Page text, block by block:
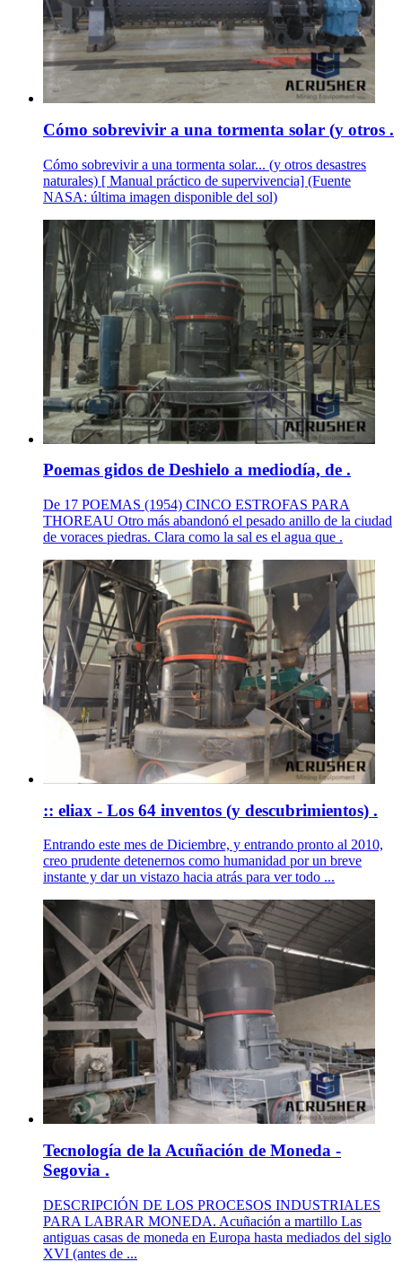
Cómo sobrevivir a una tormenta solar (y otros .
Cómo sobrevivir a una tormenta solar... (y otros desastres
naturales) [ Manual práctico de supervivencia] (Fuente
NASA: última imagen disponible del sol)
Poemas gidos de Deshielo a mediodía, de .
De 17 POEMAS (1954) CINCO ESTROFAS PARA
THOREAU Otro más abandonó el pesado anillo de la ciudad
de voraces piedras. Clara como la sal es el agua que .
:: eliax - Los 64 inventos (y descubrimientos) .
Entrando este mes de Diciembre, y entrando pronto al 2010,
creo prudente detenernos como humanidad por un breve
instante y dar un vistazo hacia atrás para ver todo ...
Tecnología de la Acuñación de Moneda -
Segovia .
DESCRIPCIÓN DE LOS PROCESOS INDUSTRIALES
PARA LABRAR MONEDA. Acuñación a martillo Las
antiguas casas de moneda en Europa hasta mediados del siglo
XVI (antes de ...